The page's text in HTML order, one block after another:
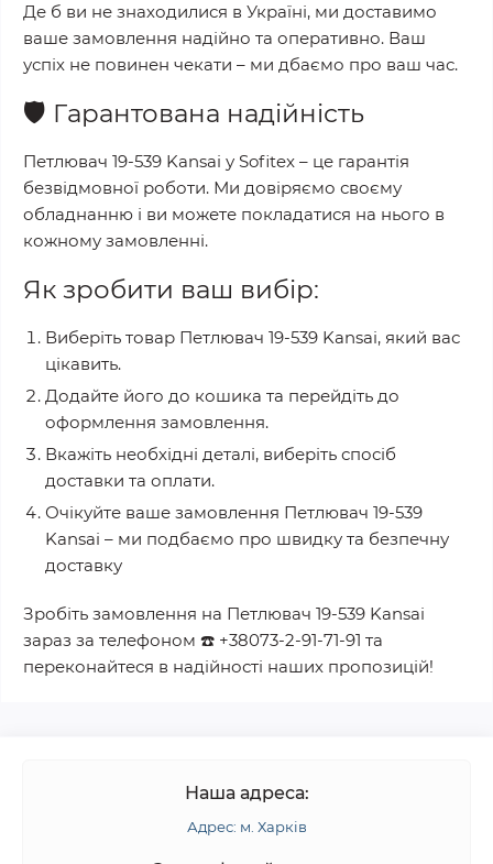
Де б ви не знаходилися в Україні, ми доставимо
ваше замовлення надійно та оперативно. Ваш
успіх не повинен чекати – ми дбаємо про ваш час.
🛡️ Гарантована надійність
Петлювач 19-539 Kansai у Sofitex – це гарантія
безвідмовної роботи. Ми довіряємо своєму
обладнанню і ви можете покладатися на нього в
кожному замовленні.
Як зробити ваш вибір:
Виберіть товар Петлювач 19-539 Kansai, який вас
цікавить.
Додайте його до кошика та перейдіть до
оформлення замовлення.
Вкажіть необхідні деталі, виберіть спосіб
доставки та оплати.
Очікуйте ваше замовлення Петлювач 19-539
Kansai – ми подбаємо про швидку та безпечну
доставку
Зробіть замовлення на Петлювач 19-539 Kansai
зараз за телефоном ☎️ +38073-2-91-71-91 та
переконайтеся в надійності наших пропозицій!
Наша адреса:
Адрес: м. Харків